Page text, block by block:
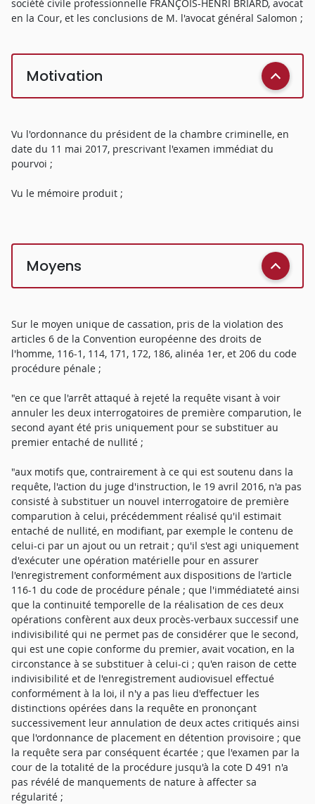
société civile professionnelle FRANÇOIS-HENRI BRIARD, avocat
en la Cour, et les conclusions de M. l'avocat général Salomon ;
Motivation
Vu l'ordonnance du président de la chambre criminelle, en
date du 11 mai 2017, prescrivant l'examen immédiat du
pourvoi ;
Vu le mémoire produit ;
Moyens
Sur le moyen unique de cassation, pris de la violation des
articles 6 de la Convention européenne des droits de
l'homme, 116-1, 114, 171, 172, 186, alinéa 1er, et 206 du code
procédure pénale ;
"en ce que l'arrêt attaqué à rejeté la requête visant à voir
annuler les deux interrogatoires de première comparution, le
second ayant été pris uniquement pour se substituer au
premier entaché de nullité ;
"aux motifs que, contrairement à ce qui est soutenu dans la
requête, l'action du juge d'instruction, le 19 avril 2016, n'a pas
consisté à substituer un nouvel interrogatoire de première
comparution à celui, précédemment réalisé qu'il estimait
entaché de nullité, en modifiant, par exemple le contenu de
celui-ci par un ajout ou un retrait ; qu'il s'est agi uniquement
d'exécuter une opération matérielle pour en assurer
l'enregistrement conformément aux dispositions de l'article
116-1 du code de procédure pénale ; que l'immédiateté ainsi
que la continuité temporelle de la réalisation de ces deux
opérations confèrent aux deux procès-verbaux successif une
indivisibilité qui ne permet pas de considérer que le second,
qui est une copie conforme du premier, avait vocation, en la
circonstance à se substituer à celui-ci ; qu'en raison de cette
indivisibilité et de l'enregistrement audiovisuel effectué
conformément à la loi, il n'y a pas lieu d'effectuer les
distinctions opérées dans la requête en prononçant
successivement leur annulation de deux actes critiqués ainsi
que l'ordonnance de placement en détention provisoire ; que
la requête sera par conséquent écartée ; que l'examen par la
cour de la totalité de la procédure jusqu'à la cote D 491 n'a
pas révélé de manquements de nature à affecter sa
régularité ;